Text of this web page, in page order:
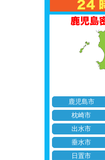
鹿児島市
枕崎市
出水市
垂水市
日置市